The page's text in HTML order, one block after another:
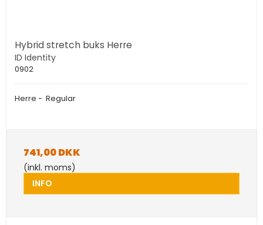
Hybrid stretch buks Herre
ID Identity
0902
Herre - Regular
741,00 DKK
(inkl. moms)
INFO